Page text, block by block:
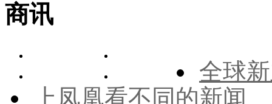
商讯
全球
上凤凰看不同的新闻